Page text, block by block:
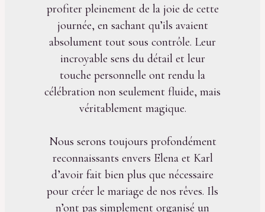
profiter pleinement de la joie de cette
journée, en sachant qu’ils avaient
absolument tout sous contrôle. Leur
incroyable sens du détail et leur
touche personnelle ont rendu la
célébration non seulement fluide, mais
véritablement magique.
Nous serons toujours profondément
reconnaissants envers Elena et Karl
d’avoir fait bien plus que nécessaire
pour créer le mariage de nos rêves. Ils
n’ont pas simplement organisé un